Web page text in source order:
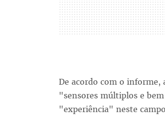
De acordo com o
"sensores múltiplos e
"experiência" neste